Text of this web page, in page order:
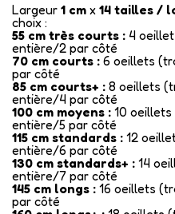
Largeur 1 cm x 14 tailles /
choix :
55 cm très courts : 4
entière/2 par côté
70 cm courts : 6 oeillets
par côté
85 cm courts+ : 8 oeillets
entière/4 par côté
100 cm moyens : 10
entière/5 par côté
115 cm standards : 12
entière/6 par côté
130 cm standards+ : 14
entière/7 par côté
145 cm longs : 16 oeillets
par côté